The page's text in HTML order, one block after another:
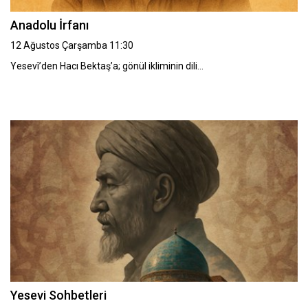
Anadolu İrfanı
12 Ağustos Çarşamba 11:30
Yesevî’den Hacı Bektaş’a; gönül ikliminin dili…
Yesevi Sohbetleri